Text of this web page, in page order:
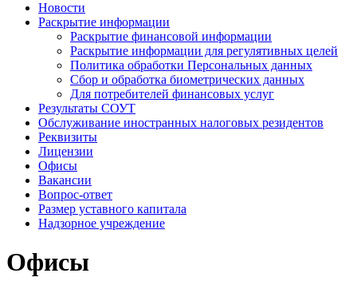
Новости
Раскрытие информации
Раскрытие финансовой информации
Раскрытие информации для регулятивных целей
Политика обработки Персональных данных
Сбор и обработка биометрических данных
Для потребителей финансовых услуг
Результаты СОУТ
Обслуживание иностранных налоговых резидентов
Реквизиты
Лицензии
Офисы
Вакансии
Вопрос-ответ
Размер уставного капитала
Надзорное учреждение
Офисы